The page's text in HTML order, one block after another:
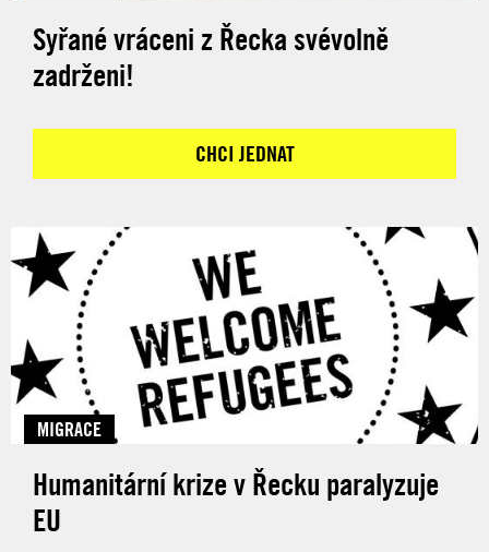
Syřané vráceni z Řecka svévolně
zadrženi!
CHCI JEDNAT
MIGRACE
Humanitární krize v Řecku paralyzuje
EU